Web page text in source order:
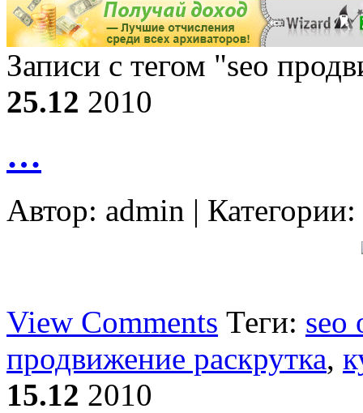
Записи с тегом "seo
25.12 2010
…
Автор: admin | Категории:
View Comments Теги: seo
продвижение раскрутка,
15.12 2010